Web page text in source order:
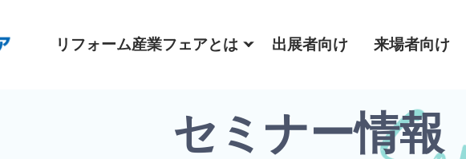
リフォーム産業フェアとは 出展者向け 来場者向け
セミナー情報